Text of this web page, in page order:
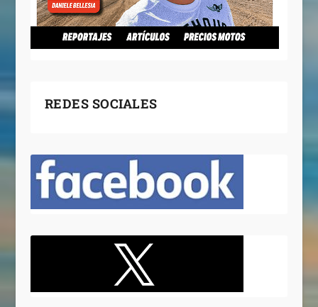
REDES SOCIALES